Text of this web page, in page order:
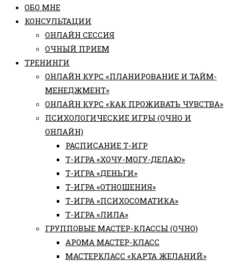
ОБО МНЕ
КОНСУЛЬТАЦИИ
ОНЛАЙН СЕССИЯ
ОЧНЫЙ ПРИЕМ
ТРЕНИНГИ
ОНЛАЙН КУРС «ПЛАНИРОВАНИЕ И ТАЙМ-
МЕНЕДЖМЕНТ»
ОНЛАЙН КУРС «КАК ПРОЖИВАТЬ ЧУВСТВА»
ПСИХОЛОГИЧЕСКИЕ ИГРЫ (ОЧНО И
ОНЛАЙН)
РАСПИСАНИЕ Т-ИГР
Т-ИГРА «ХОЧУ-МОГУ-ДЕЛАЮ»
Т-ИГРА «ДЕНЬГИ»
Т-ИГРА «ОТНОШЕНИЯ»
Т-ИГРА «ПСИХОСОМАТИКА»
Т-ИГРА «ЛИЛА»
ГРУППОВЫЕ МАСТЕР-КЛАССЫ (ОЧНО)
АРОМА МАСТЕР-КЛАСС
МАСТЕРКЛАСС «КАРТА ЖЕЛАНИЙ»